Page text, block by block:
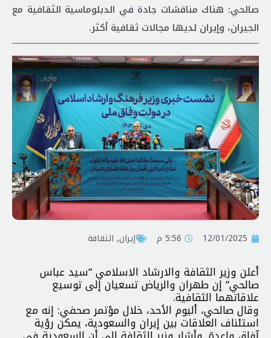
صالحي: هناك مناقشات جادة في الدبلوماسية الثقافية مع
الجيران، وإيران لديها مجالات ثقافية أكثر.
12/01/2025 5:56 م إيران, الثقافة
أعلن وزير الثقافة والارشاد الاسلامي “سيد عباس
صالحي” إن طهران والرياض تسعيان إلى توسيع
علاقاتهما الثقافية.
وقال صالحي، أليوم الأحد، خلال مؤتمر صحفي: إنه مع
استئناف العلاقات بين إيران والسعودية، يمكن رؤية